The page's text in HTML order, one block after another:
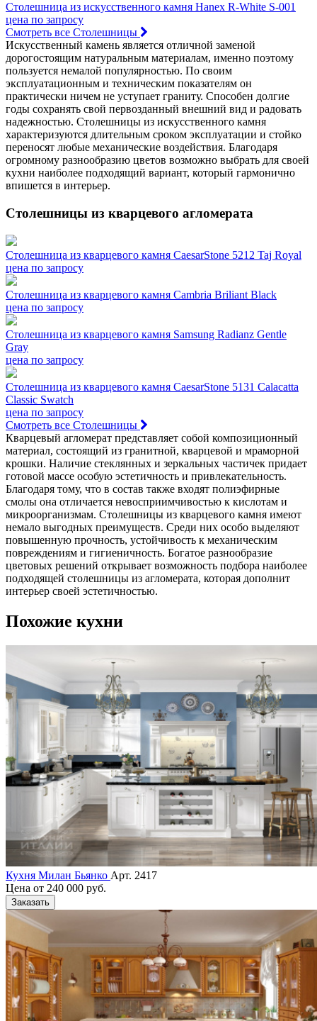
Столешница из искусственного камня Hanex R-White S-001
цена по запросу
Смотреть все Столешницы
Искусственный камень является отличной заменой
дорогостоящим натуральным материалам, именно поэтому
пользуется немалой популярностью. По своим
эксплуатационным и техническим показателям он
практически ничем не уступает граниту. Способен долгие
годы сохранять свой первозданный внешний вид и радовать
надежностью. Столешницы из искусственного камня
характеризуются длительным сроком эксплуатации и стойко
переносят любые механические воздействия. Благодаря
огромному разнообразию цветов возможно выбрать для своей
кухни наиболее подходящий вариант, который гармонично
впишется в интерьер.
Столешницы из кварцевого агломерата
Столешница из кварцевого камня CaesarStone 5212 Taj Royal
цена по запросу
Столешница из кварцевого камня Cambria Briliant Black
цена по запросу
Столешница из кварцевого камня Samsung Radianz Gentle
Gray
цена по запросу
Столешница из кварцевого камня CaesarStone 5131 Calacatta
Classic Swatch
цена по запросу
Смотреть все Столешницы
Кварцевый агломерат представляет собой композиционный
материал, состоящий из гранитной, кварцевой и мраморной
крошки. Наличие стеклянных и зеркальных частичек придает
готовой массе особую эстетичность и привлекательность.
Благодаря тому, что в состав также входят полиэфирные
смолы она отличается невосприимчивостью к кислотам и
микроорганизмам. Столешницы из кварцевого камня имеют
немало выгодных преимуществ. Среди них особо выделяют
повышенную прочность, устойчивость к механическим
повреждениям и гигиеничность. Богатое разнообразие
цветовых решений открывает возможность подбора наиболее
подходящей столешницы из агломерата, которая дополнит
интерьер своей эстетичностью.
Похожие кухни
Кухня Милан Бьянко Арт. 2417
Цена от 240 000 руб.
Заказать